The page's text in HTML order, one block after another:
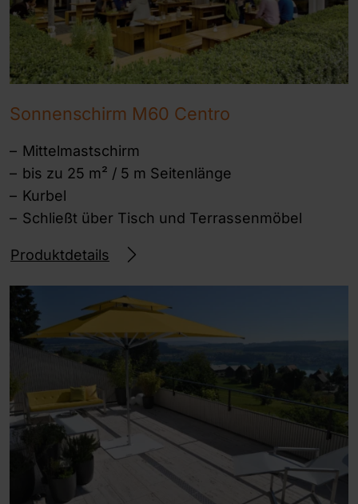
Sonnenschirm M60 Centro
Mittelmastschirm
bis zu 25 m² / 5 m Seitenlänge
Kurbel
Schließt über Tisch und Terrassenmöbel
Produktdetails